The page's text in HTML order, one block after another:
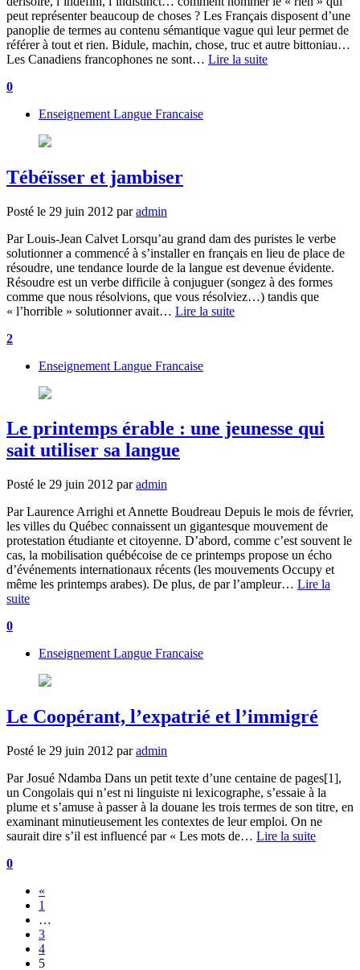
peut représenter beaucoup de choses ? Les Français disposent d’une
panoplie de termes au contenu sémantique vague qui leur permet de
référer à tout et rien. Bidule, machin, chose, truc et autre bittoniau…
Les Canadiens francophones ne sont… Lire la suite
0
Enseignement Langue Francaise
Tébéïsser et jambiser
Posté le 29 juin 2012 par admin
Par Louis-Jean Calvet Lorsqu’au grand dam des puristes le verbe
solutionner a commencé à s’installer en français en lieu de place de
résoudre, une tendance lourde de la langue est devenue évidente.
Résoudre est un verbe difficile à conjuguer (songez à des formes
comme que nous résolvions, que vous résolviez…) tandis que
« l’horrible » solutionner avait… Lire la suite
2
Enseignement Langue Francaise
Le printemps érable : une jeunesse qui
sait utiliser sa langue
Posté le 29 juin 2012 par admin
Par Laurence Arrighi et Annette Boudreau Depuis le mois de février,
les villes du Québec connaissent un gigantesque mouvement de
protestation étudiante et citoyenne. D’abord, comme c’est souvent le
cas, la mobilisation québécoise de ce printemps propose un écho
d’événements internationaux récents (les mouvements Occupy et
même les printemps arabes). De plus, de par l’ampleur… Lire la
suite
0
Enseignement Langue Francaise
Le Coopérant, l’expatrié et l’immigré
Posté le 29 juin 2012 par admin
Par Josué Ndamba Dans un petit texte d’une centaine de pages[1],
un Congolais qui n’est ni linguiste ni lexicographe, s’essaie à la
plume et s’amuse à passer à la douane les trois termes de son titre, en
examinant minutieusement les contextes de leur emploi. On ne
saurait dire s’il est influencé par « Les mots de… Lire la suite
0
«
1
…
3
4
5